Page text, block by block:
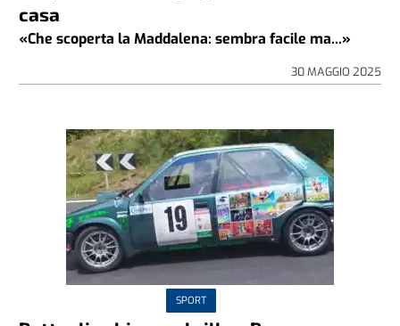
casa
«Che scoperta la Maddalena: sembra facile ma...»
30 MAGGIO 2025
SPORT